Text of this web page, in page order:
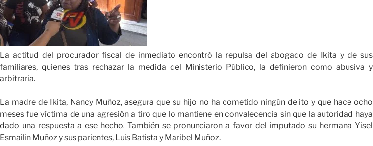
La actitud del procurador fiscal de inmediato encontró la repulsa del abogado de Ikita y de sus
familiares, quienes tras rechazar la medida del Ministerio Público, la definieron como abusiva y
arbitraria.
La madre de Ikita, Nancy Muñoz, asegura que su hijo no ha cometido ningún delito y que hace ocho
meses fue víctima de una agresión a tiro que lo mantiene en convalecencia sin que la autoridad haya
dado una respuesta a ese hecho. También se pronunciaron a favor del imputado su hermana Yisel
Esmailin Muñoz y sus parientes, Luis Batista y Maribel Muñoz.